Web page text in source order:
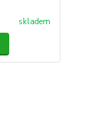
skladem